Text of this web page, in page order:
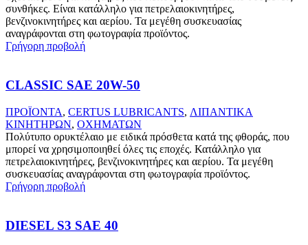
συνθήκες. Είναι κατάλληλο για πετρελαιοκινητήρες,
βενζινοκινητήρες και αερίου. Τα μεγέθη συσκευασίας
αναγράφονται στη φωτογραφία προϊόντος.
Γρήγορη προβολή
CLASSIC SAE 20W-50
ΠΡΟΪΟΝΤΑ, CERTUS LUBRICANTS, ΛΙΠΑΝΤΙΚΑ
ΚΙΝΗΤΗΡΩΝ, ΟΧΗΜΑΤΩΝ
Πολύτυπο ορυκτέλαιο με ειδικά πρόσθετα κατά της φθοράς, που
μπορεί να χρησιμοποιηθεί όλες τις εποχές. Κατάλληλο για
πετρελαιοκινητήρες, βενζινοκινητήρες και αερίου. Τα μεγέθη
συσκευασίας αναγράφονται στη φωτογραφία προϊόντος.
Γρήγορη προβολή
DIESEL S3 SAE 40